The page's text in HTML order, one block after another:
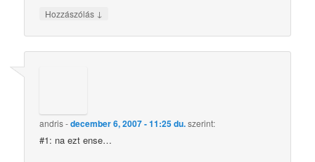
Hozzászólás ↓
andris-december 6, 2007 - 11:25 du.szerint:
#1: na ezt ense…